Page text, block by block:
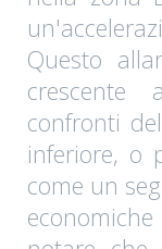
Questo
crescente
confronti
inferiore, o
come un